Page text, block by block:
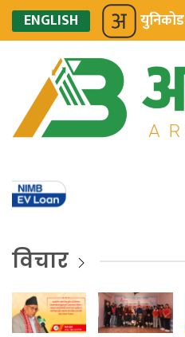
ENGLISH युनिकोड
विचार